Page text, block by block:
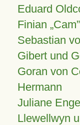
Eduard
Finian Cam
Sebastian
Gibert und
Goran von
Hermann
Juliane
Llewellwyn